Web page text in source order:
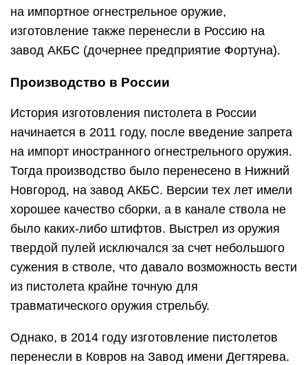
на импортное огнестрельное оружие,
изготовление также перенесли в Россию на
завод АКБС (дочернее предприятие Фортуна).
Производство в России
История изготовления пистолета в России
начинается в 2011 году, после введение запрета
на импорт иностранного огнестрельного оружия.
Тогда производство было перенесено в Нижний
Новгород, на завод АКБС. Версии тех лет имели
хорошее качество сборки, а в канале ствола не
было каких-либо штифтов. Выстрел из оружия
твердой пулей исключался за счет небольшого
сужения в стволе, что давало возможность вести
из пистолета крайне точную для
травматического оружия стрельбу.
Однако, в 2014 году изготовление пистолетов
перенесли в Ковров на Завод имени Дегтярева.